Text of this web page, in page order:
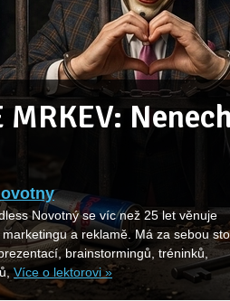
MRKEV:
Novotný se víc než 25 let věnuje
a reklamě. Má za sebou
brainstormingů, tréninků,
Více o lektorovi »